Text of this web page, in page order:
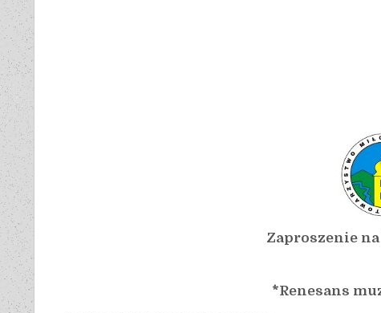
Zaproszenie na
*Renesans